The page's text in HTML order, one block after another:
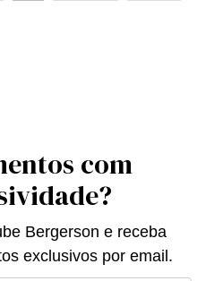
com
Bergerson e receba
exclusivos por email.